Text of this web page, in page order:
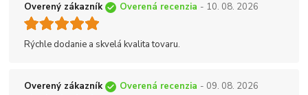
Overený zákazník Overená recenzia - 10. 08. 2026
Rýchle dodanie a skvelá kvalita tovaru.
Overený zákazník Overená recenzia - 09. 08. 2026